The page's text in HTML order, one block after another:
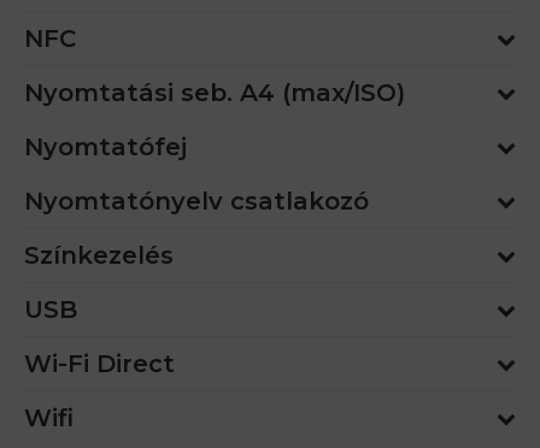
NFC
Nyomtatási seb. A4 (max/ISO)
Nyomtatófej
Nyomtatónyelv csatlakozó
Színkezelés
USB
Wi-Fi Direct
Wifi